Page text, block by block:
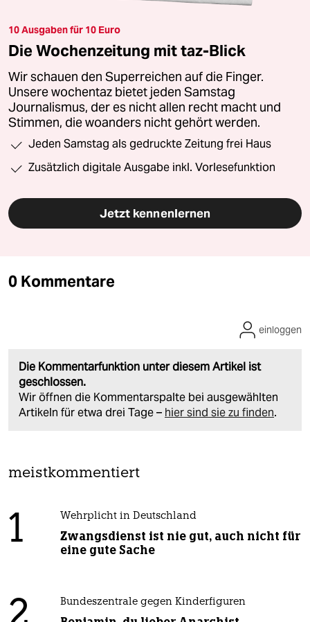
10 Ausgaben für 10 Euro
Die Wochenzeitung mit taz-Blick
Wir schauen den Superreichen auf die Finger.
Unsere wochentaz bietet jeden Samstag
Journalismus, der es nicht allen recht macht und
Stimmen, die woanders nicht gehört werden.
Jeden Samstag als gedruckte Zeitung frei Haus
Zusätzlich digitale Ausgabe inkl. Vorlesefunktion
Jetzt kennenlernen
0 Kommentare
Die Kommentarfunktion unter diesem Artikel ist
geschlossen.
Wir öffnen die Kommentarspalte bei ausgewählten
Artikeln für etwa drei Tage – hier sind sie zu finden.
einloggen
meistkommentiert
1 Wehrplicht in Deutschland
Zwangsdienst ist nie gut, auch nicht für
eine gute Sache
Bundeszentrale gegen Kinderfiguren